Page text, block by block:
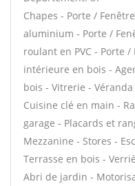
Chapes - Porte /
aluminium - Porte /
roulant en PVC - Porte
intérieure en bois -
bois - Vitrerie -
Cuisine clé en main -
garage - Placards et
Mezzanine - Stores -
Terrasse en bois -
Abri de jardin -